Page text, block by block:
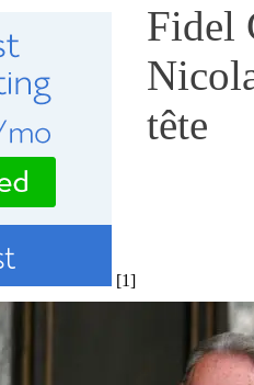
[1]
Fidel
tête